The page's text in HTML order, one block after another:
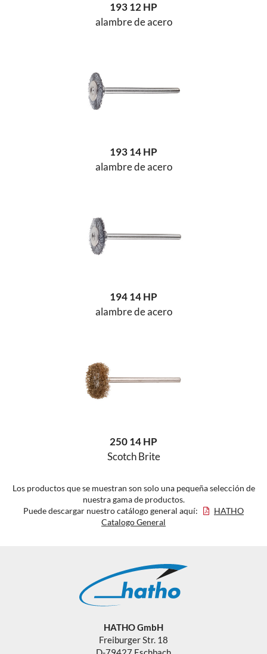
193 12 HP
alambre de acero
193 14 HP
alambre de acero
194 14 HP
alambre de acero
250 14 HP
Scotch Brite
Los productos que se muestran son solo una pequeña selección de
nuestra gama de productos.
Puede descargar nuestro catálogo general aquí:
HATHO
Catalogo General
HATHO GmbH
Freiburger Str. 18